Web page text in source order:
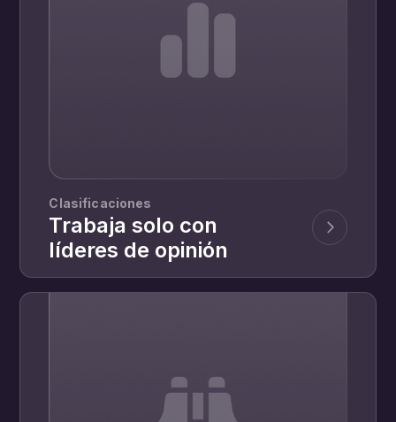
Clasificaciones
Trabaja solo con
líderes de opinión